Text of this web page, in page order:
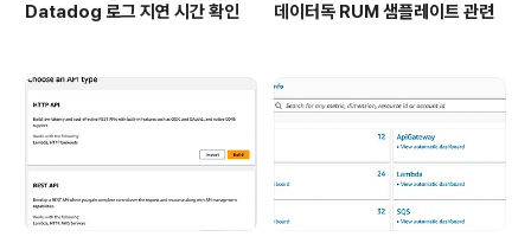
Datadog 로그 지연 시간 확인 데이터독 RUM 샘플레이트 관련